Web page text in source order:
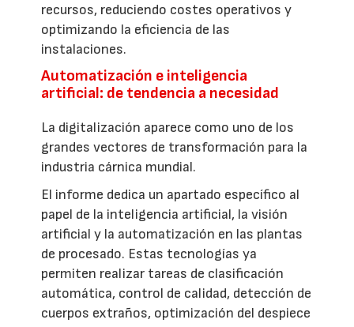
recursos, reduciendo costes operativos y
optimizando la eficiencia de las
instalaciones.
Automatización e inteligencia
artificial: de tendencia a necesidad
La digitalización aparece como uno de los
grandes vectores de transformación para la
industria cárnica mundial.
El informe dedica un apartado específico al
papel de la inteligencia artificial, la visión
artificial y la automatización en las plantas
de procesado. Estas tecnologías ya
permiten realizar tareas de clasificación
automática, control de calidad, detección de
cuerpos extraños, optimización del despiece